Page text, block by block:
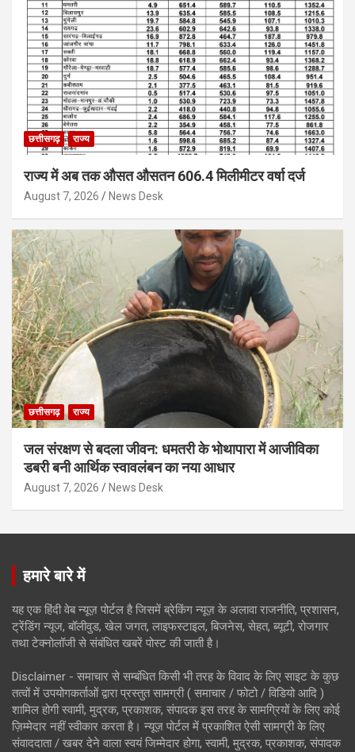
छत्तीसगढ़ राज्य
राज्य में अब तक औसत औसतन 606.4 मिलीमीटर वर्षा दर्ज
August 7, 2026 News Desk
छत्तीसगढ़ राज्य
जल संरक्षण से बदला जीवन: धमतरी के भोथापारा में आजीविका
डबरी बनी आर्थिक स्वावलंबन का नया आधार
August 7, 2026 News Desk
हमारे बारे में
यह एक हिंदी वेब न्यूज़ पोर्टल है जिसमें ब्रेकिंग न्यूज़ के अलावा राजनीति, प्रशासन,
ट्रेंडिंग न्यूज, बॉलीवुड, खेल जगत, लाइफस्टाइल, बिजनेस, सेहत, ब्यूटी, रोजगार
तथा टेक्नोलॉजी से संबंधित खबरें पोस्ट की जाती है।
Disclaimer - समाचार से सम्बंधित किसी भी तरह के विवाद के लिए साइट के कुछ
तत्वों में उपयोगकर्ताओं द्वारा प्रस्तुत सामग्री ( समाचार / फोटो / विडियो आदि )
शामिल होगी स्वामी, मुद्रक, प्रकाशक, संपादक इस तरह के सामग्रियों के लिए कोई
ज़िम्मेदार नहीं स्वीकार करता है। न्यूज़ पोर्टल में प्रकाशित ऐसी सामग्री के लिए
संवाददाता / खबर देने वाला स्वयं जिम्मेदार होगा, स्वामी, मुद्रक, प्रकाशक, संपादक